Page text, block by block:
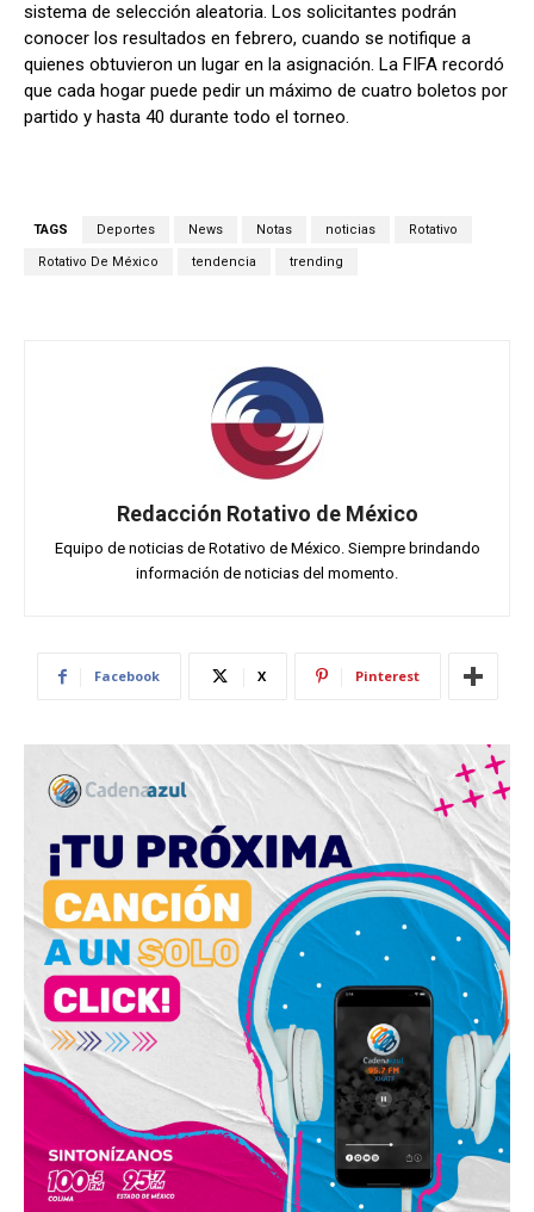
sistema de selección aleatoria. Los solicitantes podrán
conocer los resultados en febrero, cuando se notifique a
quienes obtuvieron un lugar en la asignación. La FIFA recordó
que cada hogar puede pedir un máximo de cuatro boletos por
partido y hasta 40 durante todo el torneo.
TAGS Deportes News Notas noticias Rotativo
Rotativo De México tendencia trending
Redacción Rotativo de México
Equipo de noticias de Rotativo de México. Siempre brindando
información de noticias del momento.
Facebook X Pinterest